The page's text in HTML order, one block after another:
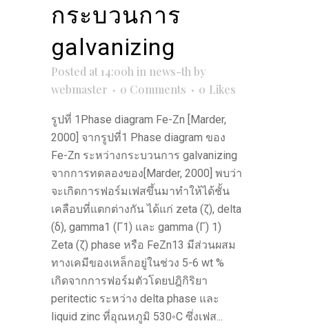
กระบวนการ
galvanizing
Posted at 14:00h in news-th by
webmaster
0 Comments 0 Likes
รูปที่ 1Phase diagram Fe-Zn [Marder,
2000] จากรูปที่1 Phase diagram ของ
Fe-Zn ระหว่างกระบวนการ galvanizing
จากการทดลองของ[Marder, 2000] พบว่า
จะเกิดการฟอร์มเฟสขึ้นมาทำให้ได้ชั้น
เคลือบที่แตกต่างกัน ได้แก่ zeta (ζ), delta
(δ), gamma1 (Γ1) และ gamma (Γ) 1)
Zeta (ζ) phase หรือ FeZn13 มีส่วนผสม
ทางเคมีของเหล็กอยู่ในช่วง 5-6 wt %
เกิดจากการฟอร์มตัวโดยปฎิกิริยา
peritectic ระหว่าง delta phase และ
liquid zinc ที่อุณหภูมิ 530◦C ซึ่งเฟส...